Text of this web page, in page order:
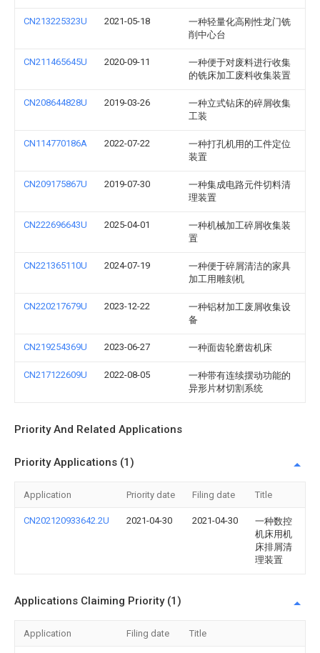
CN213225323U 2021-05-18
一种轻量化高刚性龙门铣
削中心台
CN211465645U 2020-09-11
一种便于对废料进行收集
的铣床加工废料收集装置
CN208644828U 2019-03-26
一种立式钻床的碎屑收集
工装
CN114770186A 2022-07-22
一种打孔机用的工件定位
装置
CN209175867U 2019-07-30
一种集成电路元件切料清
理装置
CN222696643U 2025-04-01
一种机械加工碎屑收集装
置
CN221365110U 2024-07-19
一种便于碎屑清洁的家具
加工用雕刻机
CN220217679U 2023-12-22
一种铝材加工废屑收集设
备
CN219254369U 2023-06-27 一种面齿轮磨齿机床
CN217122609U 2022-08-05
一种带有连续摆动功能的
异形片材切割系统
Priority And Related Applications
Priority Applications (1)
Application Priority date Filing date Title
CN202120933642.2U 2021-04-30 2021-04-30
一种数控
机床用机
床排屑清
理装置
Applications Claiming Priority (1)
Application Filing date Title